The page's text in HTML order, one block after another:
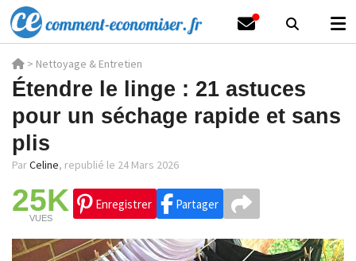
> Nettoyage & Entretien
Étendre le linge : 21 astuces
pour un séchage rapide et sans
plis
ParCeline, republié le 24 Mars 2026
25K
VUES
Enregistrer Partager